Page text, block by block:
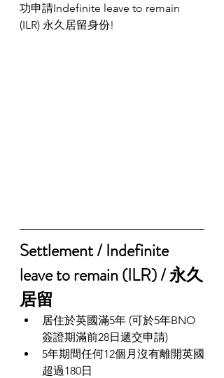
功申請Indefinite leave to remain
(ILR) 永久居留身份!
Settlement / Indefinite
leave to remain (ILR) / 永久
居留
居住於英國滿5年 (可於5年BNO
簽證期滿前28日遞交申請)
5年期間任何12個月沒有離開英國
超過180日